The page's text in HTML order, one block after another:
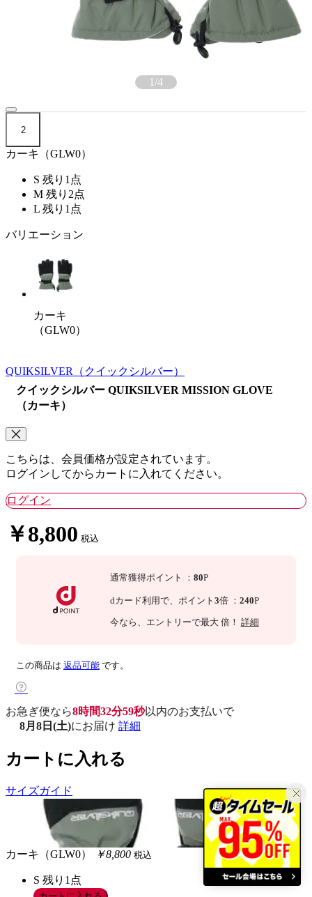
1/4
2
カーキ（GLW0）
S 残り1点
M 残り2点
L 残り1点
バリエーション
カーキ
（GLW0）
QUIKSILVER
（クイックシルバー）
クイックシルバー QUIKSILVER MISSION GLOVE
（カーキ）
こちらは、会員価格が設定されています。
ログインしてからカートに入れてください。
ログイン
￥8,800 税込
通常獲得ポイント ： 80P
dカード利用で、 ポイント 3倍 ： 240P
今なら 、エントリーで最大 倍！ 詳細
この商品は 返品可能 です。
お急ぎ便なら8時間32分58秒以内のお支払いで
8月8日(土)にお届け 詳細
カートに入れる
サイズガイド
カーキ（GLW0） ￥8,800 税込
S 残り1点